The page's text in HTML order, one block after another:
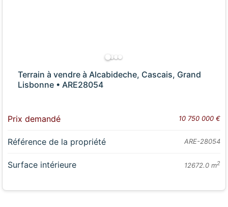
Terrain à vendre à Alcabideche, Cascais, Grand
Lisbonne • ARE28054
Prix demandé 10 750 000 €
Référence de la propriété ARE-28054
Surface intérieure 12672.0 m2